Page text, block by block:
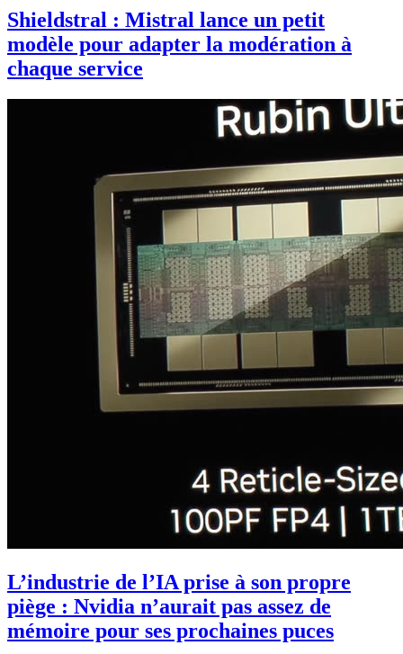
Shieldstral : Mistral lance un petit
modèle pour adapter la modération à
chaque service
L’industrie de l’IA prise à son propre
piège : Nvidia n’aurait pas assez de
mémoire pour ses prochaines puces